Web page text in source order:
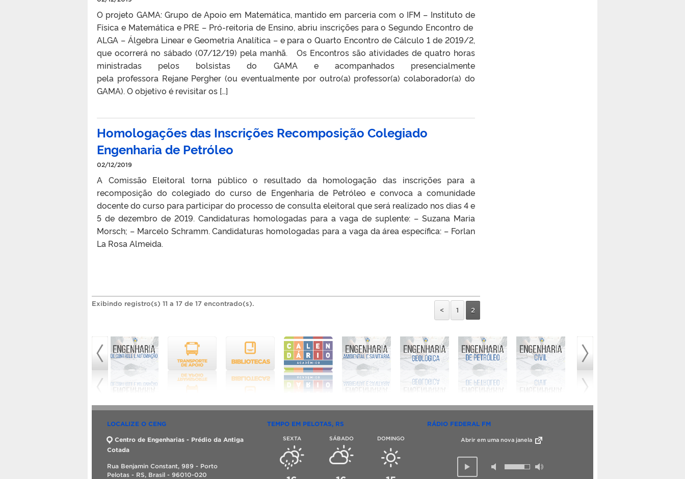
O projeto GAMA: Grupo de Apoio em Matemática, mantido em parceria com o IFM – Instituto de
Física e Matemática e PRE – Pró-reitoria de Ensino, abriu inscrições para o Segundo Encontro de
ALGA – Álgebra Linear e Geometria Analítica – e para o Quarto Encontro de Cálculo 1 de 2019/2,
que ocorrerá no sábado (07/12/19) pela manhã. Os Encontros são atividades de quatro horas
ministradas pelos bolsistas do GAMA e acompanhados presencialmente
pela professora Rejane Pergher (ou eventualmente por outro(a) professor(a) colaborador(a) do
GAMA). O objetivo é revisitar os […]
Homologações das Inscrições Recomposição Colegiado
Engenharia de Petróleo
02/12/2019
A Comissão Eleitoral torna público o resultado da homologação das inscrições para a
recomposição do colegiado do curso de Engenharia de Petróleo e convoca a comunidade
docente do curso para participar do processo de consulta eleitoral que será realizado nos dias 4 e
5 de dezembro de 2019. Candidaturas homologadas para a vaga de suplente: – Suzana Maria
Morsch; – Marcelo Schramm. Candidaturas homologadas para a vaga da área específica: – Forlan
La Rosa Almeida.
Exibindo registro(s) 11 a 17 de 17 encontrado(s).
<
1 2
LOCALIZE O CENG
Centro de Engenharias - Prédio da Antiga
Cotada
Rua Benjamin Constant, 989 - Porto
Pelotas - RS, Brasil - 96010-020
TEMPO EM PELOTAS, RS
SEXTA SÁBADO DOMINGO
RÁDIO FEDERAL FM
Abrir em uma nova janela